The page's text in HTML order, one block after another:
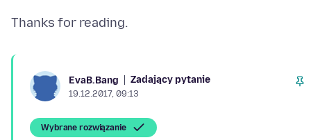
EvaB.Bang Zadający pytanie
19.12.2017, 09:13
Wybrane rozwiązanie